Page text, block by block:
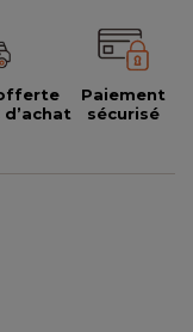
Paiement
sécurisé